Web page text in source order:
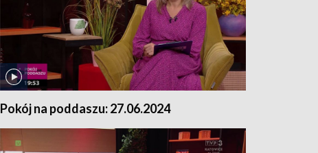
Pokój na poddaszu: 27.06.2024